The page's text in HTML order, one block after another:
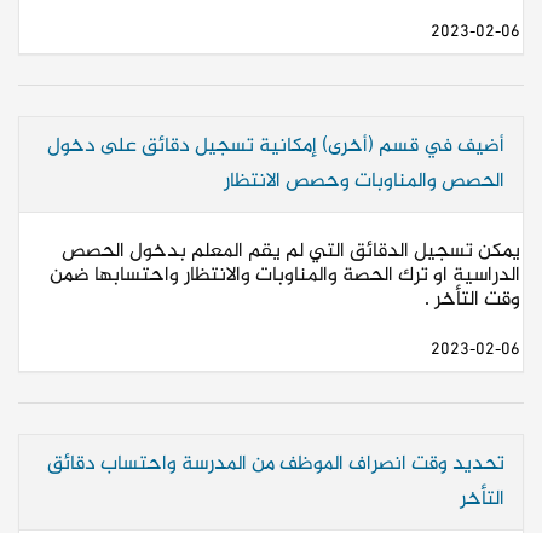
2023-02-06
أضيف في قسم (أخرى) إمكانية تسجيل دقائق على دخول
الحصص والمناوبات وحصص الانتظار
يمكن تسجيل الدقائق التي لم يقم المعلم بدخول الحصص
الدراسية او ترك الحصة والمناوبات والانتظار واحتسابها ضمن
وقت التأخر .
2023-02-06
تحديد وقت انصراف الموظف من المدرسة واحتساب دقائق
التأخر